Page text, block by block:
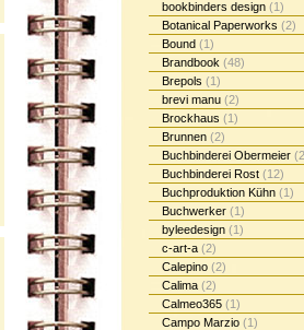
bookbinders design (1)
Botanical Paperworks (2)
Bound (1)
Brandbook (48)
Brepols (1)
brevi manu (2)
Brockhaus (1)
Brunnen (2)
Buchbinderei Obermeier
Buchbinderei Rost (12)
Buchproduktion Kühn (1)
Buchwerker (1)
byleedesign (1)
c-art-a (2)
Calepino (2)
Calima (2)
Calmeo365 (1)
Campo Marzio (1)